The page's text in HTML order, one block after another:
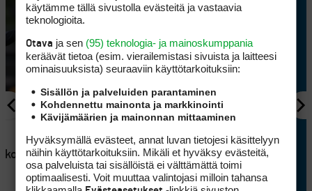
AJANKOHTAISTA
Lappajärvellä kisataan
sunnuntaina hyvin
erikoisessa golftriathlonissa
käytämme tällä sivustolla evästeitä ja vastaavia
teknologioita.
Otava ja sen (95) teknologia- ja mainoskumppania
keräävät tietoa (esim. vierailemis­tasi sivuista ja laitteesi
ominaisuuk­sista) seuraaviin käyttötarkoituksiin:
Sisällön ja palveluiden parantaminen
Kohdennettu mainonta ja markkinointi
Kävijämäärien ja mainonnan mittaaminen
Hyväksymällä evästeet, annat luvan tietojesi käsittelyyn
näihin käyttötarkoituksiin. Mikäli et hyväksy evästeitä,
osa palveluista tai sisällöistä ei välttämättä toimi
optimaalisesti. Voit muuttaa valintojasi milloin tahansa